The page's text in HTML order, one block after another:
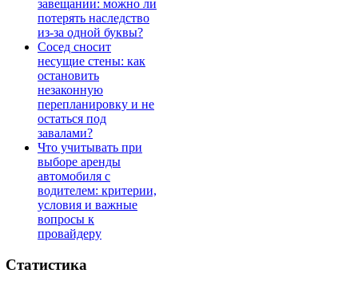
завещании: можно ли
потерять наследство
из-за одной буквы?
Сосед сносит
несущие стены: как
остановить
незаконную
перепланировку и не
остаться под
завалами?
Что учитывать при
выборе аренды
автомобиля с
водителем: критерии,
условия и важные
вопросы к
провайдеру
Статистика